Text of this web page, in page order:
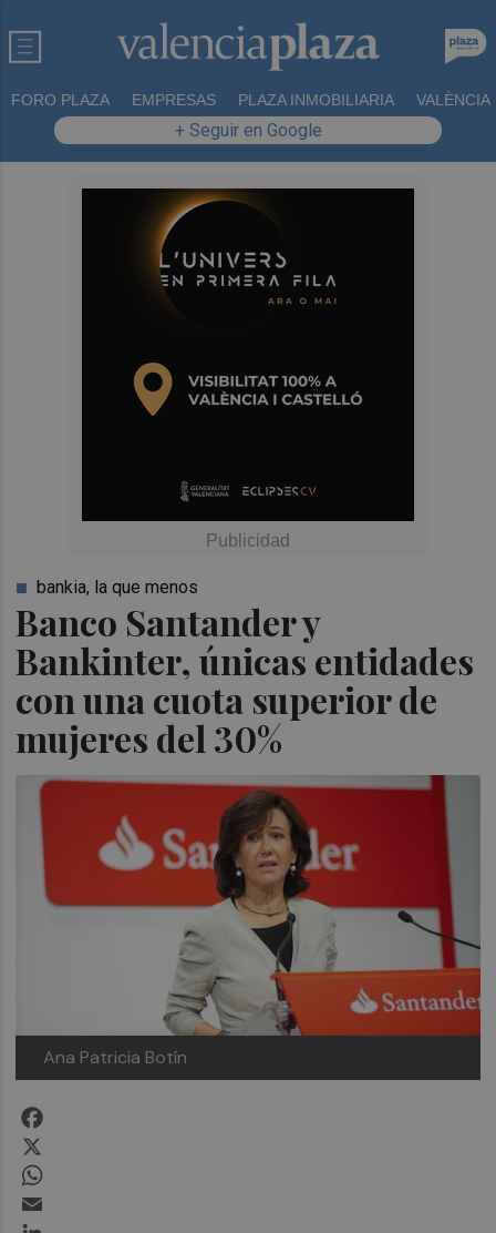
FORO PLAZA EMPRESAS PLAZA INMOBILIARIA VALÈNCIA
+ Seguir en Google
Banco Santander y
Bankinter, únicas entidades
con una cuota superior de
mujeres del 30%
bankia, la que menos
Ana Patricia Botín